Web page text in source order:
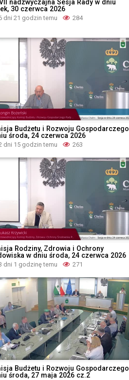
nadzwyczajna Sesja Rady w dniu
30 czerwca 2026
dni 21 godzin temu 284
Budżetu i Rozwoju Gospodarczego
środa, 24 czerwca 2026
dni 15 godzin temu 263
Rodziny, Zdrowia i Ochrony
w dniu środa, 24 czerwca 2026
dni 1 godzinę temu 271
Budżetu i Rozwoju Gospodarczego
środa, 27 maja 2026 cz.2